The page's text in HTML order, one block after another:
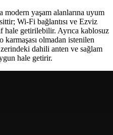
modern yaşam alanlarına uyum
Wi-Fi bağlantısı ve Ezviz
hale getirilebilir. Ayrıca kablosuz
karmaşası olmadan istenilen
dahili anten ve sağlam
hale getirir.